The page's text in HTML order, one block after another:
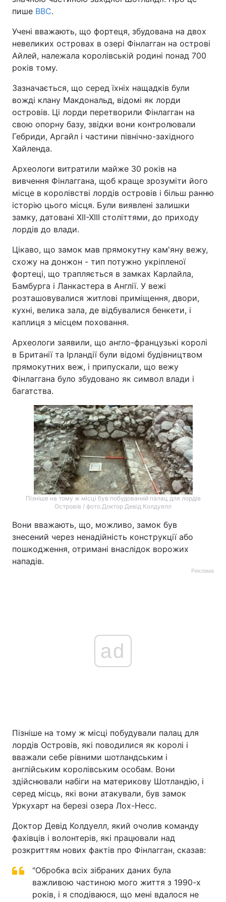
пише BBC.
Учені вважають, що фортеця, збудована на двох
невеликих островах в озері Фінлагган на острові
Айлей, належала королівській родині понад 700
років тому.
Зазначається, що серед їхніх нащадків були
вожді клану Макдональд, відомі як лорди
островів. Ці лорди перетворили Фінлагган на
свою опорну базу, звідки вони контролювали
Гебриди, Аргайл і частини північно-західного
Хайленда.
Археологи витратили майже 30 років на
вивчення Фінлаггана, щоб краще зрозуміти його
місце в королівстві лордів островів і більш ранню
історію цього місця. Були виявлені залишки
замку, датовані XII-XIII століттями, до приходу
лордів до влади.
Цікаво, що замок мав прямокутну кам'яну вежу,
схожу на донжон - тип потужно укріпленої
фортеці, що трапляється в замках Карлайла,
Бамбурга і Ланкастера в Англії. У вежі
розташовувалися житлові приміщення, двори,
кухні, велика зала, де відбувалися бенкети, і
каплиця з місцем поховання.
Археологи заявили, що англо-французькі королі
в Британії та Ірландії були відомі будівництвом
прямокутних веж, і припускали, що вежу
Фінлаггана було збудовано як символ влади і
багатства.
Пізніше на тому ж місці був побудований палац для лордів
Островів / фото Доктор Девід Колдуелл
Вони вважають, що, можливо, замок був
знесений через ненадійність конструкції або
пошкодження, отримані внаслідок ворожих
нападів.
Реклама
ad
Пізніше на тому ж місці побудували палац для
лордів Островів, які поводилися як королі і
вважали себе рівними шотландським і
англійським королівським особам. Вони
здійснювали набіги на материкову Шотландію, і
серед місць, які вони атакували, був замок
Уркухарт на березі озера Лох-Несс.
Доктор Девід Колдуелл, який очолив команду
фахівців і волонтерів, які працювали над
розкриттям нових фактів про Фінлагган, сказав:
"Обробка всіх зібраних даних була
важливою частиною мого життя з 1990-х
років, і я сподіваюся, що мені вдалося не